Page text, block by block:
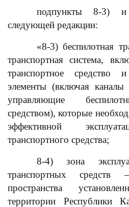
подпункты 8-3)
следующей редакции:
«8-3) беспилотная
транспортная система,
транспортное
элементы (включая
управляющие
средством), которые
эффективной
транспортного средства;
8-4) зона
транспортных средств
пространства
территории Республики